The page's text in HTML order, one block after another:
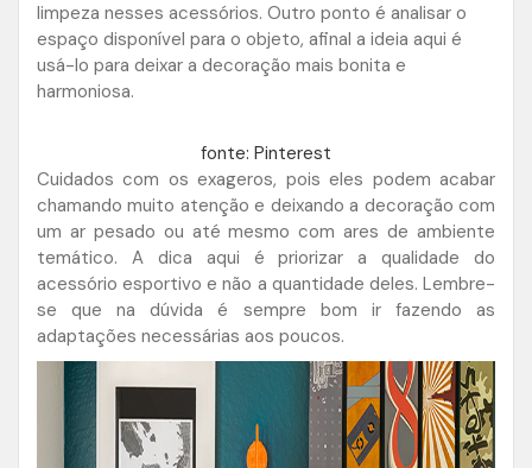
limpeza nesses acessórios. Outro ponto é analisar o
espaço disponível para o objeto, afinal a ideia aqui é
usá-lo para deixar a decoração mais bonita e
harmoniosa.
fonte: Pinterest
Cuidados com os exageros, pois eles podem acabar
chamando muito atenção e deixando a decoração com
um ar pesado ou até mesmo com ares de ambiente
temático. A dica aqui é priorizar a qualidade do
acessório esportivo e não a quantidade deles. Lembre-
se que na dúvida é sempre bom ir fazendo as
adaptações necessárias aos poucos.